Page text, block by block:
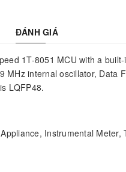
ĐÁNH GIÁ
1T-8051 MCU with a
MHz internal oscillator, Data
LQFP48.
Instrumental